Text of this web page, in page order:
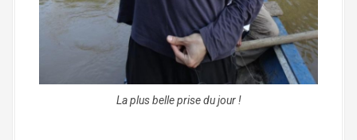
La plus belle prise du jour !